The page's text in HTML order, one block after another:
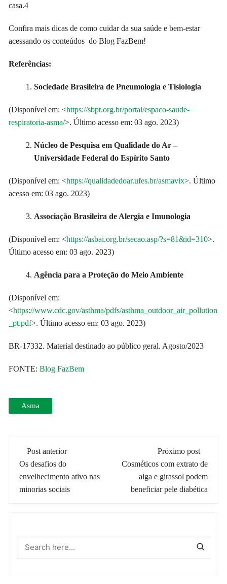
casa.4
Confira mais dicas de como cuidar da sua saúde e bem-estar
acessando os conteúdos do Blog FazBem!
Referências:
Sociedade Brasileira de Pneumologia e Tisiologia
(Disponível em: <https://sbpt.org.br/portal/espaco-saude-
respiratoria-asma/>. Último acesso em: 03 ago. 2023)
Núcleo de Pesquisa em Qualidade do Ar –
Universidade Federal do Espírito Santo
(Disponível em: <https://qualidadedoar.ufes.br/asmavix>. Último
acesso em: 03 ago. 2023)
Associação Brasileira de Alergia e Imunologia
(Disponível em: <https://asbai.org.br/secao.asp/?s=81&id=310>.
Último acesso em: 03 ago. 2023)
Agência para a Proteção do Meio Ambiente
(Disponível em:
<https://www.cdc.gov/asthma/pdfs/asthma_outdoor_air_pollution
_pt.pdf>. Último acesso em: 03 ago. 2023)
BR-17332. Material destinado ao público geral. Agosto/2023
FONTE:Blog FazBem
Asma
Navegação
de
post
Post anterior
Os desafios do
envelhecimento ativo nas
minorias sociais
Próximo post
Cosméticos com extrato de
alga e girassol podem
beneficiar pele diabética